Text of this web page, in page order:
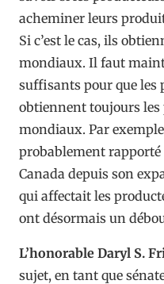
acheminer leurs
Si c’est le cas, ils
mondiaux. Il faut
suffisants pour que les
obtiennent toujours les
mondiaux. Par
probablement
Canada depuis son
qui affectait les
ont désormais un
L’honorable Daryl S.
sujet, en tant que